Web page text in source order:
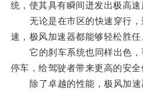
统，使其具有瞬间迸发出极高速
无论是在市区的快速穿行，
速，极风加速器都能够轻松胜任
它的刹车系统也同样出色，
停车，给驾驶者带来更高的安全
除了卓越的性能，极风加速